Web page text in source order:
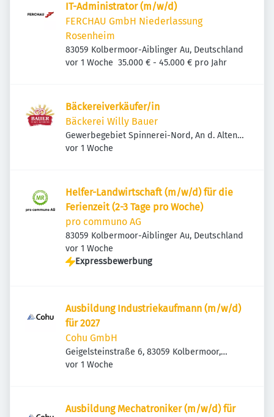
IT-Admi­nis­trator (m/w/d)
FERCHAU GmbH Niederlassung
Rosenheim
83059 Kolbermoor-Aiblinger Au, Deutschland
Veröffentlicht:
vor 1 Woche 35.000 € - 45.000 € pro Jahr
Bäckereiverkäufer/in
Bäckerei Willy Bauer
Gewerbegebiet Spinnerei-Nord, An d. Alten
Spinnerei 4, 83059 Kolbermoor, Deutschland
Veröffentlicht
vor 1 Woche
Helfer-Landwirtschaft (m/w/d) für die
Ferienzeit (2-3 Tage pro Woche)
pro communo AG
83059 Kolbermoor-Aiblinger Au, Deutschland
Veröffentlicht
vor 1 Woche
Expressbewerbung
Ausbildung Industriekaufmann (m/w/d)
für 2027
Cohu GmbH
Geigelsteinstraße 6, 83059 Kolbermoor,
Deutschland
Veröffentlicht
vor 1 Woche
Ausbildung Mechatroniker (m/w/d) für